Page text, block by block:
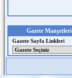
Gazete Manşetleri
Gazete Sayfa Linkleri